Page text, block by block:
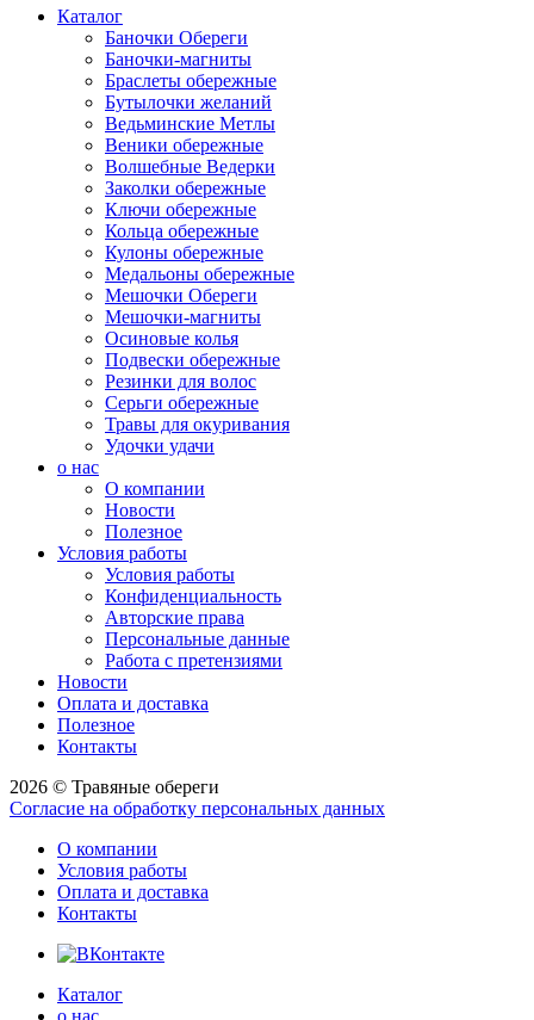
Каталог
Баночки Обереги
Баночки-магниты
Браслеты обережные
Бутылочки желаний
Ведьминские Метлы
Веники обережные
Волшебные Ведерки
Заколки обережные
Ключи обережные
Кольца обережные
Кулоны обережные
Медальоны обережные
Мешочки Обереги
Мешочки-магниты
Осиновые колья
Подвески обережные
Резинки для волос
Серьги обережные
Травы для окуривания
Удочки удачи
о нас
О компании
Новости
Полезное
Условия работы
Условия работы
Конфиденциальность
Авторские права
Персональные данные
Работа с претензиями
Новости
Оплата и доставка
Полезное
Контакты
2026 © Травяные обереги
Согласие на обработку персональных данных
О компании
Условия работы
Оплата и доставка
Контакты
Каталог
о нас